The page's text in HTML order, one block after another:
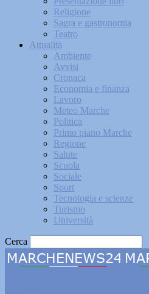
Religione
Sagra e gastronomia
Teatro
Attualità
Ambiente
Avvisi
Cronaca
Economia e finanza
Lavoro
Meteo Marche
Politica
Primo piano Marche
Regione
Salute
Scuola
Sociale
Sport
Tecnologia e scienze
Turismo
Università
Cerca